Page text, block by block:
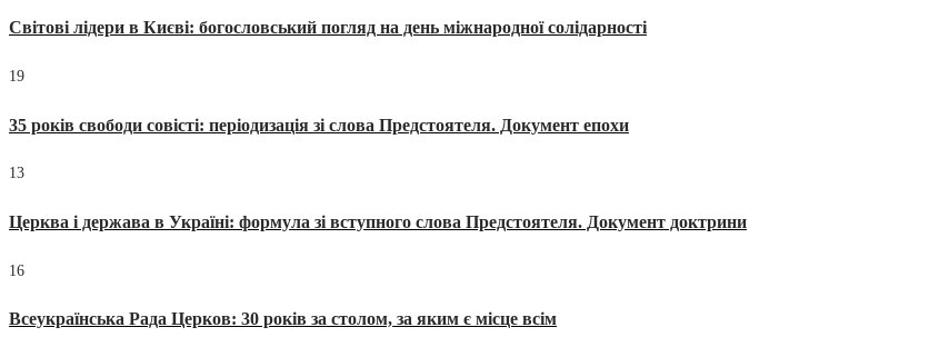
Світові лідери в Києві: богословський погляд на день міжнародної солідарності
19
35 років свободи совісті: періодизація зі слова Предстоятеля. Документ епохи
13
Церква і держава в Україні: формула зі вступного слова Предстоятеля. Документ доктрини
16
Всеукраїнська Рада Церков: 30 років за столом, за яким є місце всім